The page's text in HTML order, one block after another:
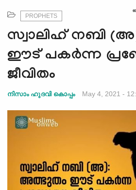
v
i
g
a
t
o
n
PROPHETS
സ്വാലിഹ് നബി
ഈട് പകർന്ന
ജീവിതം
നിസാം ഹുദവി കൊപ്പം May 4, 2021 -